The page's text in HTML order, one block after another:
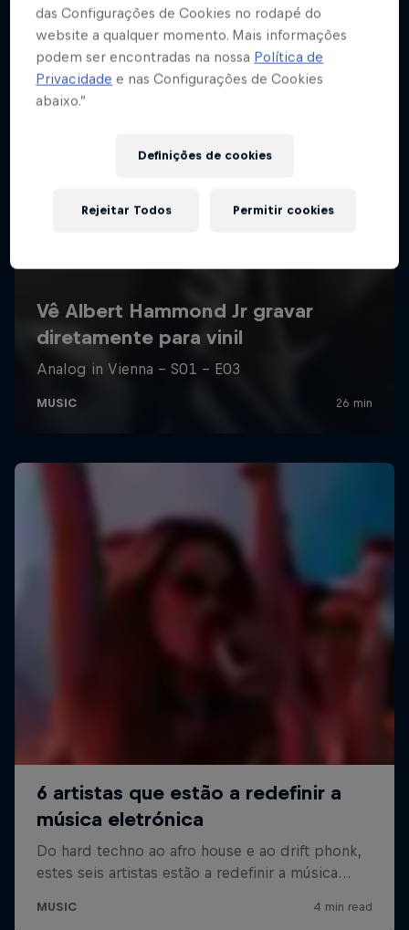
das Configurações de Cookies no rodapé do
website a qualquer momento. Mais informações
podem ser encontradas na nossa Política de
Privacidade e nas Configurações de Cookies
abaixo.”
Definições de cookies
Rejeitar Todos Permitir cookies